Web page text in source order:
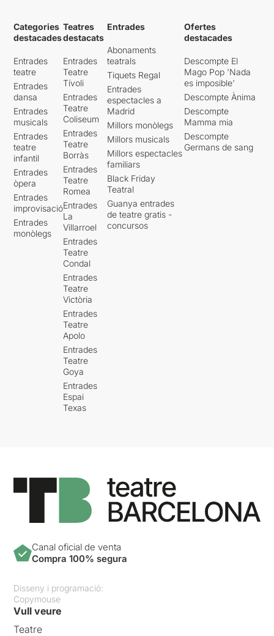
Categories
destacades
Entrades
teatre
Entrades
dansa
Entrades
musicals
Entrades
teatre
infantil
Entrades
òpera
Entrades
improvisació
Entrades
monòlegs
Teatres
destacats
Entrades
Teatre
Tívoli
Entrades
Teatre
Coliseum
Entrades
Teatre
Borràs
Entrades
Teatre
Romea
Entrades
La
Villarroel
Entrades
Teatre
Condal
Entrades
Teatre
Victòria
Entrades
Teatre
Apolo
Entrades
Teatre
Goya
Entrades
Espai
Texas
Entrades
Abonaments
teatrals
Tiquets Regal
Entrades
espectacles a
Madrid
Millors monòlegs
Millors musicals
Millors espectacles
familiars
Black Friday
Teatral
Guanya entrades
de teatre gratis -
concursos
Ofertes
destacades
Descompte El
Mago Pop 'Nada
es imposible'
Descompte Ànima
Descompte
Mamma mia
Descompte
Germans de sang
Canal oficial de venta
Compra 100% segura
Disseny i programació:
Copymouse
Vull veure
Teatre